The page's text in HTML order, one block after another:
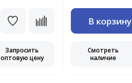
Запросить
оптовую цену
В корзину
Смотреть
наличие